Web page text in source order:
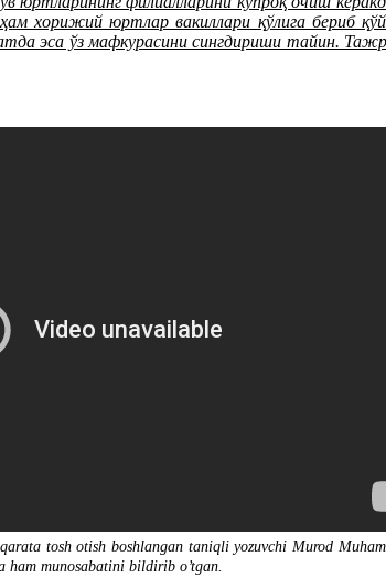
хорижий юртлар вакиллари қўлига бериб
эса ўз мафкурасини сингдириши тайин.
tosh otish boshlangan taniqli yozuvchi Murod
munosabatini bildirib o’tgan.